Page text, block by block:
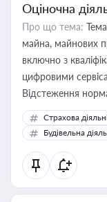
Оціночна
Про що тема:
майна, майнових
включно з
цифровими
Відстеження
корисне для
бухгалтера під
державного
статусу суб'єктів
Страхова
Будівельна